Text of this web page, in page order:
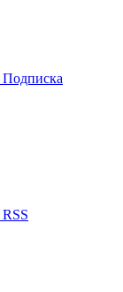
Подписка
RSS